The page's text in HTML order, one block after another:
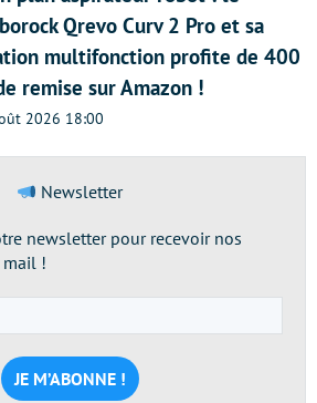
Qrevo Curv 2 Pro et sa
multifonction profite de 400
remise sur Amazon !
2026 18:00
Newsletter
newsletter pour recevoir nos
mail !
e-
mail
*